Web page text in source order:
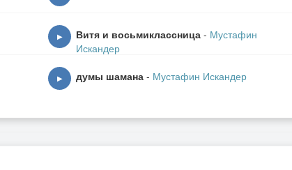
▶ Витя и восьмиклассница - Мустафин
Искандер
▶ думы шамана - Мустафин Искандер